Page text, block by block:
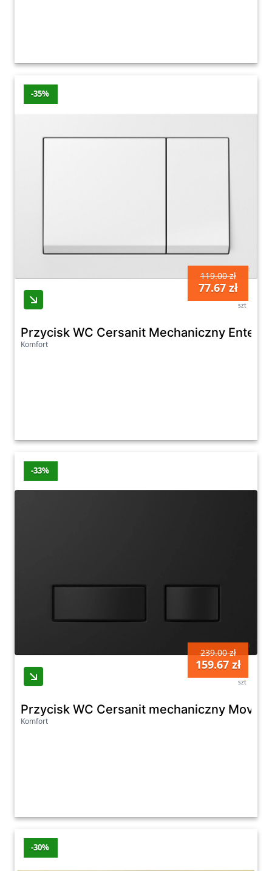
-35%
119.00 zł
77.67 zł
szt
Przycisk WC Cersanit Mechaniczny Enter II
Komfort
-33%
239.00 zł
159.67 zł
szt
Przycisk WC Cersanit mechaniczny Movi II
Komfort
-30%